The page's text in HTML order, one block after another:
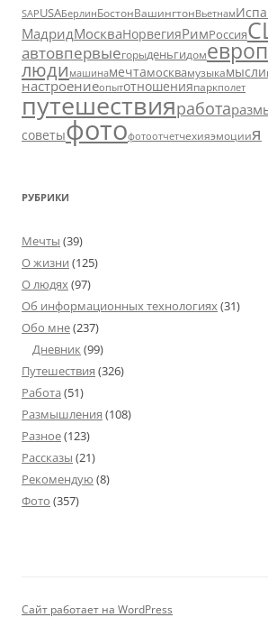
SAPUSAБерлинБостонВашингтонВьетнам
МадридМоскваНорвегияРимРоссия
автовпервыегорыденьгидом
люди машинамечтамосквамузыкамысли
настроениеопытотношенияпаркполет
путешествияработа
советыфотофотоотчетчехияэмоциия
РУБРИКИ
Мечты (39)
О жизни (125)
О людях(97)
Об информационных технологиях(31)
Обо мне(237)
Дневник(99)
Путешествия (326)
Работа (51)
Размышления (108)
Разное(123)
Рассказы (21)
Рекомендую (8)
Фото (357)
Сайт работает на WordPress